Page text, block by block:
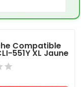
Compatible
551Y XL Jaune